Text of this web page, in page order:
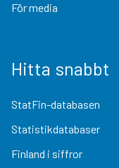
För media
Hitta snabbt
StatFin-databasen
Statistikdatabaser
Finland i siffror